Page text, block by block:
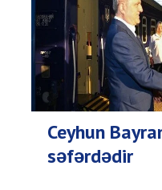
Ceyhun
səfərdədir